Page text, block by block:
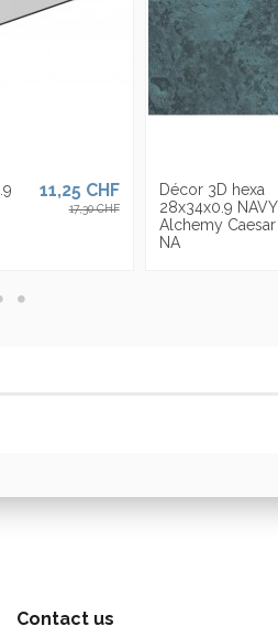
11,25 CHF
17,30 CHF
Décor 3D hexa
28x34x0.9 NAVY
Alchemy Caesar
NA
Contact us